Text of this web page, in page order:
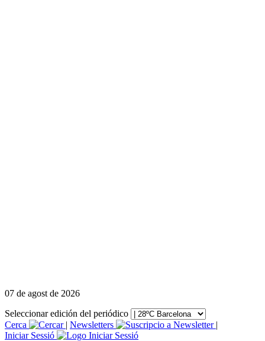
07 de agost de 2026
Seleccionar edición del periódico
Cerca
| Newsletters
|
Iniciar Sessió